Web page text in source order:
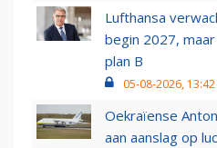
Lufthansa
begin 2027,
plan B
05-08-2026, 13:42
Oekraïense
aan aanslag op